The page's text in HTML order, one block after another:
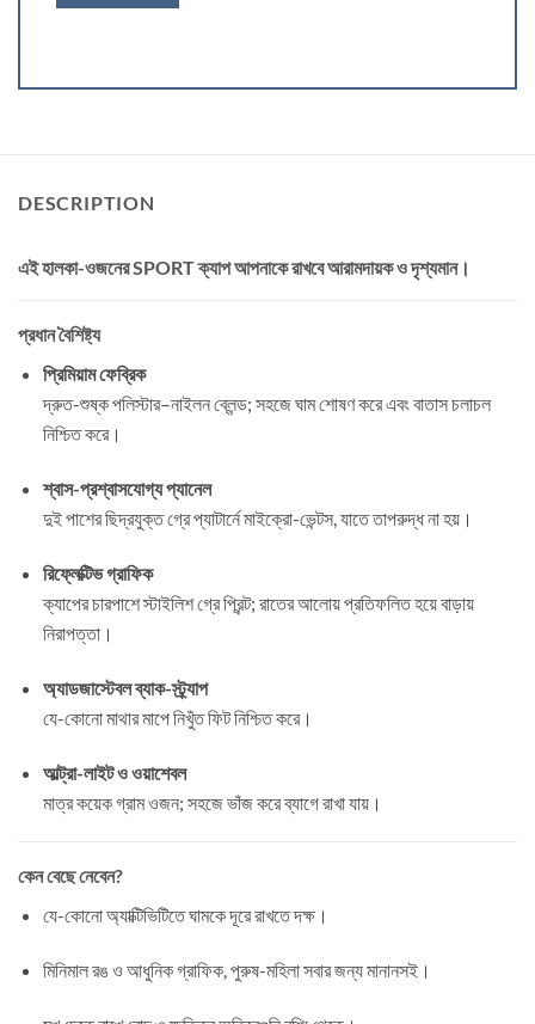
DESCRIPTION
এই হালকা-ওজনেরSPORT ক্যাপআপনাকে রাখবে আরামদায়ক ও দৃশ্যমান।
প্রধান বৈশিষ্ট্য
প্রিমিয়াম ফেব্রিক
দ্রুত-শুষ্ক পলিস্টার–নাইলন ব্লেন্ড; সহজে ঘাম শোষণ করে এবং বাতাস চলাচল
নিশ্চিত করে।
শ্বাস-প্রশ্বাসযোগ্য প্যানেল
দুই পাশের ছিদ্রযুক্ত গ্রে প্যাটার্নে মাইক্রো-ভেন্টস, যাতে তাপরুদ্ধ না হয়।
রিফ্লেক্টিভ গ্রাফিক
ক্যাপের চারপাশে স্টাইলিশ গ্রে প্রিন্ট; রাতের আলোয় প্রতিফলিত হয়ে বাড়ায়
নিরাপত্তা।
অ্যাডজাস্টেবল ব্যাক-স্ট্র্যাপ
যে-কোনো মাথার মাপে নিখুঁত ফিট নিশ্চিত করে।
আল্ট্রা-লাইট ও ওয়াশেবল
মাত্র কয়েক গ্রাম ওজন; সহজে ভাঁজ করে ব্যাগে রাখা যায়।
কেন বেছে নেবেন?
যে-কোনো অ্যাক্টিভিটিতে ঘামকে দূরে রাখতে দক্ষ।
মিনিমাল রঙ ও আধুনিক গ্রাফিক, পুরুষ-মহিলা সবার জন্য মানানসই।